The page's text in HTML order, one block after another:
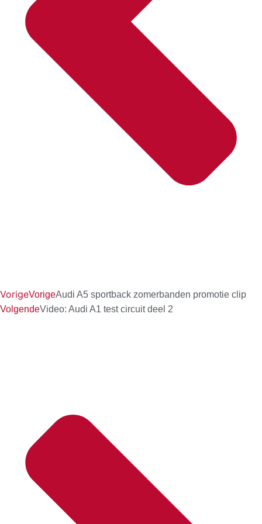
VorigeVorigeAudi A5 sportback zomerbanden promotie clip
VolgendeVideo: Audi A1 test circuit deel 2